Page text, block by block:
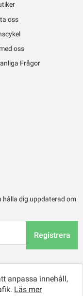
oss
oss
Frågor
hålla dig uppdaterad om
Registrera
anpassa innehåll,
Läs mer